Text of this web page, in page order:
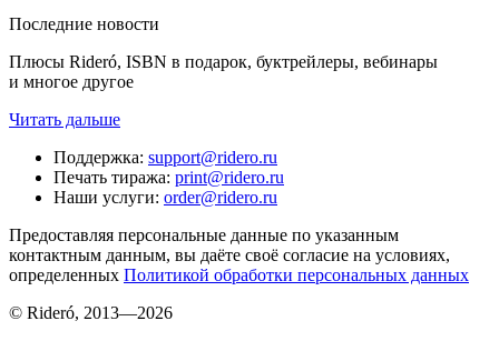
Последние новости
Плюсы Rideró, ISBN в подарок, буктрейлеры, вебинары
и многое другое
Читать дальше
Поддержка: support@ridero.ru
Печать тиража: print@ridero.ru
Наши услуги: order@ridero.ru
Предоставляя персональные данные по указанным
контактным данным, вы даёте своё согласие на условиях,
определенных Политикой обработки персональных данных
© Rideró, 2013—2026